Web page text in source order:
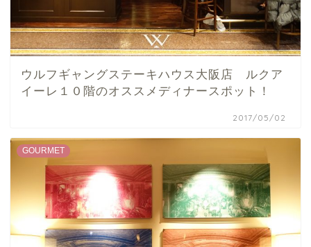
ウルフギャングステーキハウス大阪店 ルクア
イーレ１０階のオススメディナースポット！
2017/05/02
GOURMET